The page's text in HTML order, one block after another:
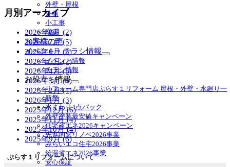
展
開
外壁・屋根
外構
小工事
増築
お客様の声
イベント・チラシ情報
サ
ニ
ュ
を
展
開
イベント情報
チラシ情報
お役立ち情報
サ
メ
ニ
ュ
ー
を
展
開
リフォーム専門店ぷらす１リフォーム 屋根・外壁・水廻り一
新祭
水まわり4点パック
外壁塗装最安値キャンペーン
住宅省エネ2026キャンペーン
先進的窓リノベ2026事業
みらいエコ住宅2026事業
給湯省エネ2026事業
安心保証
月別アーカイブ
2026年8月 (2)
2026年7月 (5)
2026年6月 (5)
2026年5月 (2)
2026年4月 (5)
2026年3月 (6)
2026年2月 (4)
2026年1月 (3)
2025年12月 (6)
2025年11月 (4)
2025年10月 (4)
2025年9月 (6)
ぷらす１リフォームについて